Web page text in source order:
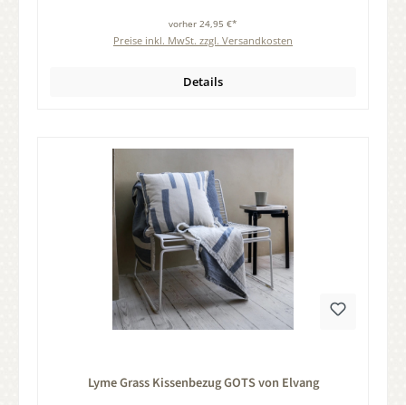
vorher 24,95 €*
Preise inkl. MwSt. zzgl. Versandkosten
Details
Lyme Grass Kissenbezug GOTS von Elvang